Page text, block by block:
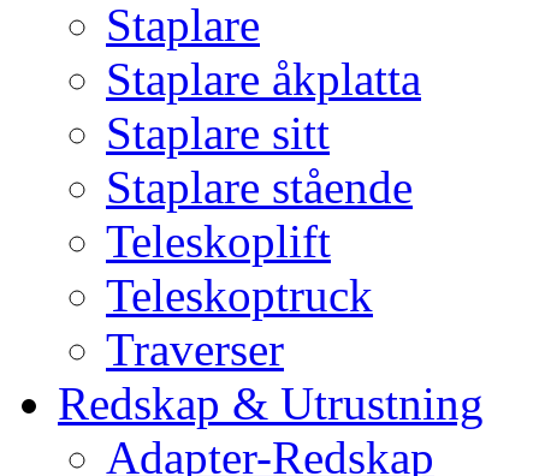
Staplare
Staplare åkplatta
Staplare sitt
Staplare stående
Teleskoplift
Teleskoptruck
Traverser
Redskap & Utrustning
Adapter-Redskap